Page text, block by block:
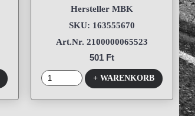
Hersteller MBK
SKU: 163555670
Art.Nr. 2100000065523
501 Ft
+ WARENKORB